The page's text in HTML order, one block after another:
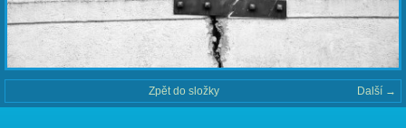
Další →
Zpět do složky